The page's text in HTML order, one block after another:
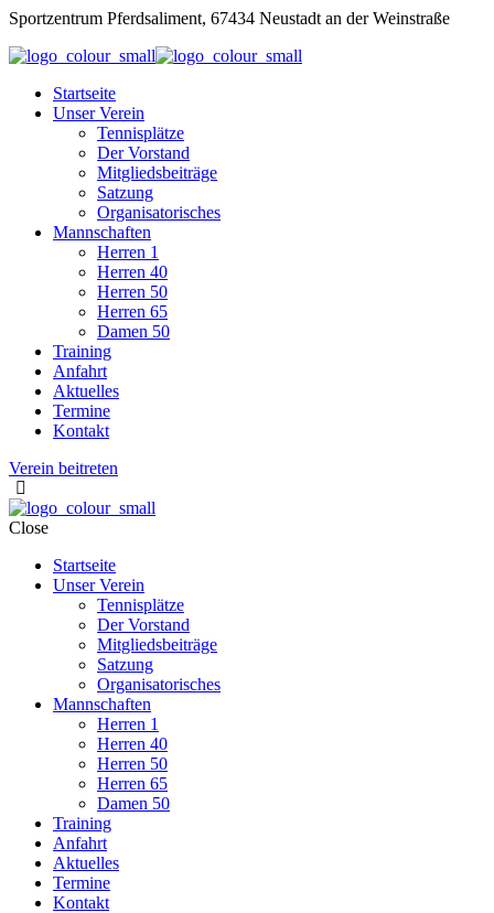
Sportzentrum Pferdsaliment, 67434 Neustadt an der Weinstraße
Startseite
Unser Verein
Tennisplätze
Der Vorstand
Mitgliedsbeiträge
Satzung
Organisatorisches
Mannschaften
Herren 1
Herren 40
Herren 50
Herren 65
Damen 50
Training
Anfahrt
Aktuelles
Termine
Kontakt
Verein beitreten
Close
Startseite
Unser Verein
Tennisplätze
Der Vorstand
Mitgliedsbeiträge
Satzung
Organisatorisches
Mannschaften
Herren 1
Herren 40
Herren 50
Herren 65
Damen 50
Training
Anfahrt
Aktuelles
Termine
Kontakt